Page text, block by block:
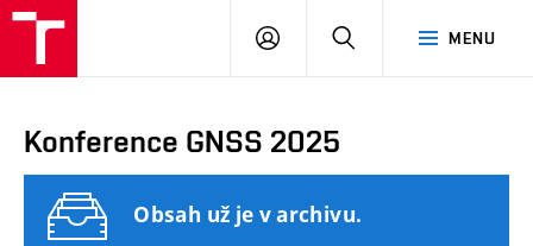
Brno
MENU
PŘIHLÁSIT
Konference GNSS 2025
Obsah už je v archivu.